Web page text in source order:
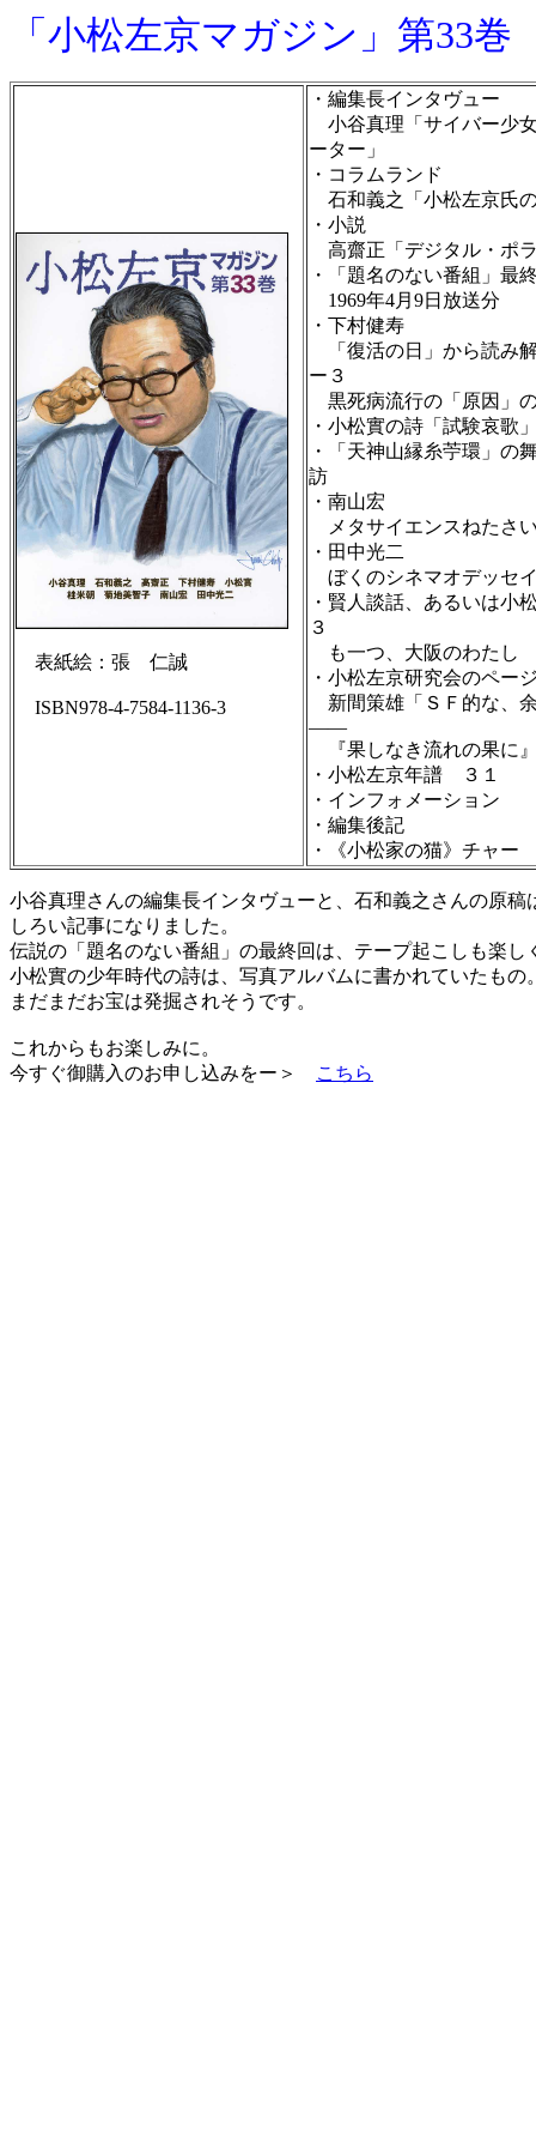
「小松左京マガジン」第33巻
表紙絵：張 仁誠
ISBN978-4-7584-1136-3
・編集長インタヴュー
小谷真理「サイバー少
ーター」
・コラムランド
石和義之「小松左京氏
・小説
高齋正「デジタル・ポ
・「題名のない番組」最
1969年4月9日放送分
・下村健寿
「復活の日」から読み
ー３
黒死病流行の「原因」
・小松實の詩「試験哀歌
・「天神山縁糸苧環」
訪
・南山宏
メタサイエンスねたさ
・田中光二
ぼくのシネマオデッセ
・賢人談話、あるいは小
３
も一つ、大阪のわたし
・小松左京研究会のペ
新間策雄「ＳＦ的な、
――
『果しなき流れの果
・小松左京年譜 ３１
・インフォメーション
・編集後記
・《小松家の猫》チャー
小谷真理さんの編集長インタヴューと、石和義之さんの原
しろい記事になりました。
伝説の「題名のない番組」の最終回は、テープ起こしも楽
小松實の少年時代の詩は、写真アルバムに書かれていたもの
まだまだお宝は発掘されそうです。
これからもお楽しみに。
今すぐ御購入のお申し込みをー＞
こちら